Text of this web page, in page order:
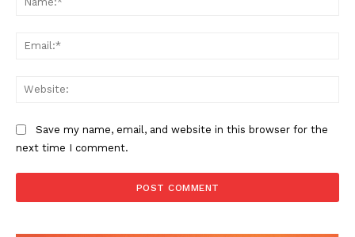
Save my name, email, and website in this browser for the
next time I comment.